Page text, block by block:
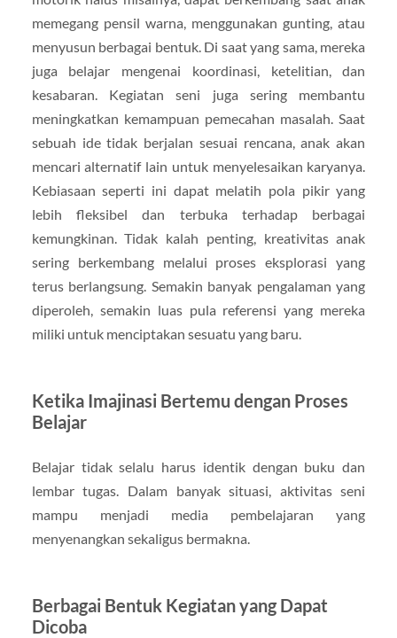
memegang pensil warna, menggunakan gunting, atau
menyusun berbagai bentuk. Di saat yang sama, mereka
juga belajar mengenai koordinasi, ketelitian, dan
kesabaran. Kegiatan seni juga sering membantu
meningkatkan kemampuan pemecahan masalah. Saat
sebuah ide tidak berjalan sesuai rencana, anak akan
mencari alternatif lain untuk menyelesaikan karyanya.
Kebiasaan seperti ini dapat melatih pola pikir yang
lebih fleksibel dan terbuka terhadap berbagai
kemungkinan. Tidak kalah penting, kreativitas anak
sering berkembang melalui proses eksplorasi yang
terus berlangsung. Semakin banyak pengalaman yang
diperoleh, semakin luas pula referensi yang mereka
miliki untuk menciptakan sesuatu yang baru.
Ketika Imajinasi Bertemu dengan Proses
Belajar
Belajar tidak selalu harus identik dengan buku dan
lembar tugas. Dalam banyak situasi, aktivitas seni
mampu menjadi media pembelajaran yang
menyenangkan sekaligus bermakna.
Berbagai Bentuk Kegiatan yang Dapat
Dicoba